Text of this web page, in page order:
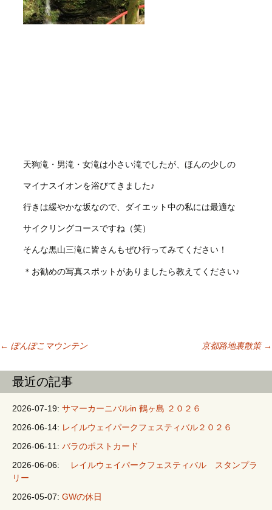
天狗滝・男滝・女滝は小さい滝でしたが、ほんの少しの
マイナスイオンを浴びてきました♪
行きは緩やかな坂なので、ダイエット中の私には最適な
サイクリングコースですね（笑）
そんな黒山三滝に皆さんもぜひ行ってみてください！
＊お勧めの写真スポットがありましたら教えてください♪
投稿ナビゲーシ
ョン
← ぽんぽこマウンテン 京都路地裏散策 →
最近の記事
2026-07-19: サマーカーニバルin 鶴ヶ島 ２０２６
2026-06-14: レイルウェイパークフェスティバル２０２６
2026-06-11: バラのポストカード
2026-06-06:
レイルウェイパークフェスティバル スタンプラ
リー
2026-05-07: GWの休日